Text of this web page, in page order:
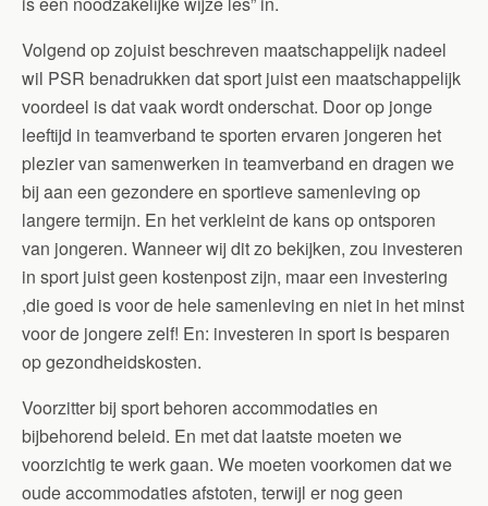
Volgend op zojuist beschreven maatschappelijk nadeel
wil PSR benadrukken dat sport juist een maatschappelijk
voordeel is dat vaak wordt onderschat. Door op jonge
leeftijd in teamverband te sporten ervaren jongeren het
plezier van samenwerken in teamverband en dragen we
bij aan een gezondere en sportieve samenleving op
langere termijn. En het verkleint de kans op ontsporen
van jongeren. Wanneer wij dit zo bekijken, zou investeren
in sport juist geen kostenpost zijn, maar een investering
,die goed is voor de hele samenleving en niet in het minst
voor de jongere zelf! En: investeren in sport is besparen
op gezondheidskosten.
Voorzitter bij sport behoren accommodaties en
bijbehorend beleid. En met dat laatste moeten we
voorzichtig te werk gaan. We moeten voorkomen dat we
oude accommodaties afstoten, terwijl er nog geen